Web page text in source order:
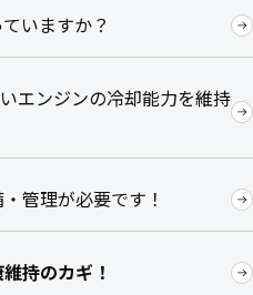
いますか？
エンジンの冷却能力を維持
管理が必要です！
持のカギ！